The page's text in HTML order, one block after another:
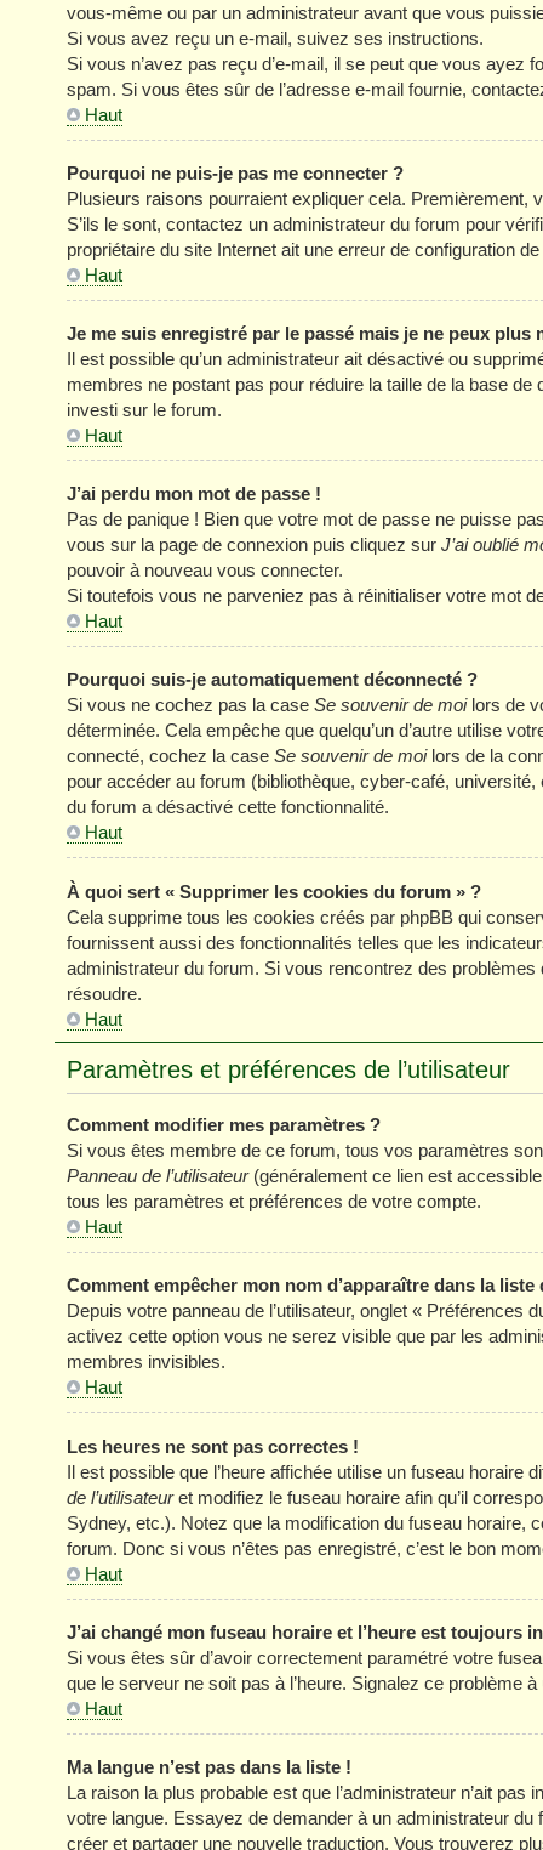
vous-même ou par un administrateur avant que vous
Si vous avez reçu un e-mail, suivez ses instructions.
Si vous n’avez pas reçu d’e-mail, il se peut que vous ayez
spam. Si vous êtes sûr de l’adresse e-mail fournie,
Haut
Pourquoi ne puis-je pas me connecter ?
Plusieurs raisons pourraient expliquer cela. Premièrement,
S’ils le sont, contactez un administrateur du forum pour
propriétaire du site Internet ait une erreur de configuration
Haut
Je me suis enregistré par le passé mais je ne peux plus
Il est possible qu’un administrateur ait désactivé ou
membres ne postant pas pour réduire la taille de la base
investi sur le forum.
Haut
J’ai perdu mon mot de passe !
Pas de panique ! Bien que votre mot de passe ne puisse
vous sur la page de connexion puis cliquez sur J’ai oublié
pouvoir à nouveau vous connecter.
Si toutefois vous ne parveniez pas à réinitialiser votre mot
Haut
Pourquoi suis-je automatiquement déconnecté ?
Si vous ne cochez pas la case Se souvenir de moilors de
déterminée. Cela empêche que quelqu’un d’autre utilise
connecté, cochez la case Se souvenir de moilors de la
pour accéder au forum (bibliothèque, cyber-café,
du forum a désactivé cette fonctionnalité.
Haut
À quoi sert « Supprimer les cookies du forum » ?
Cela supprime tous les cookies créés par phpBB qui
fournissent aussi des fonctionnalités telles que les
administrateur du forum. Si vous rencontrez des
résoudre.
Haut
Paramètres et préférences de l’utilisateur
Comment modifier mes paramètres ?
Si vous êtes membre de ce forum, tous vos paramètres
Panneau de l’utilisateur(généralement ce lien est
tous les paramètres et préférences de votre compte.
Haut
Comment empêcher mon nom d’apparaître dans la
Depuis votre panneau de l’utilisateur, onglet « Préférences
activez cette option vous ne serez visible que par les
membres invisibles.
Haut
Les heures ne sont pas correctes !
Il est possible que l’heure affichée utilise un fuseau
de l’utilisateuret modifiez le fuseau horaire afin qu’il
Sydney, etc.). Notez que la modification du fuseau horaire,
forum. Donc si vous n’êtes pas enregistré, c’est le bon
Haut
J’ai changé mon fuseau horaire et l’heure est toujours
Si vous êtes sûr d’avoir correctement paramétré votre
que le serveur ne soit pas à l’heure. Signalez ce problème
Haut
Ma langue n’est pas dans la liste !
La raison la plus probable est que l’administrateur n’ait
votre langue. Essayez de demander à un administrateur du
créer et partager une nouvelle traduction. Vous trouverez